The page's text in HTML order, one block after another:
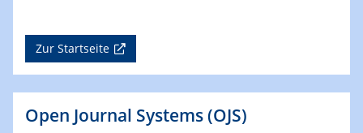
Zur Startseite
Open Journal Systems (OJS)